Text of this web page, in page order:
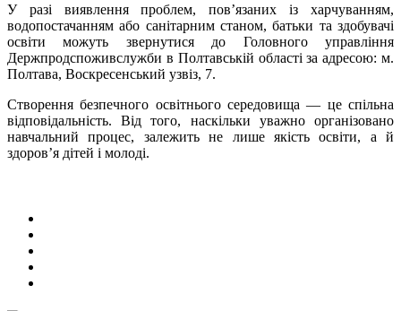
У разі виявлення проблем, пов’язаних із харчуванням,
водопостачанням або санітарним станом, батьки та здобувачі
освіти можуть звернутися до Головного управління
Держпродспоживслужби в Полтавській області за адресою: м.
Полтава, Воскресенський узвіз, 7.
Створення безпечного освітнього середовища — це спільна
відповідальність. Від того, наскільки уважно організовано
навчальний процес, залежить не лише якість освіти, а й
здоров’я дітей і молоді.